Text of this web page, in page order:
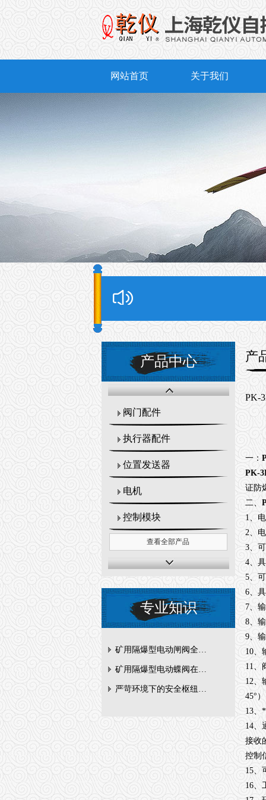
网站首页 关于我们
产品中心
阀门配件
执行器配件
位置发送器
电机
控制模块
查看全部产品
专业知识
矿用隔爆型电动闸阀全周期维护与故障排查要点
矿用隔爆型电动蝶阀在瓦斯管道控制中的防爆设计与安全标准解析
严苛环境下的安全枢纽：矿用隔爆型电动闸阀的技术剖析
产
PK-
一：
PK-
证防
二、
1、
2、
3、
4、
5、
6、
7、
8、
9、
10、
11、
12、
45°
13、
14、
接收
控制
15、
16、